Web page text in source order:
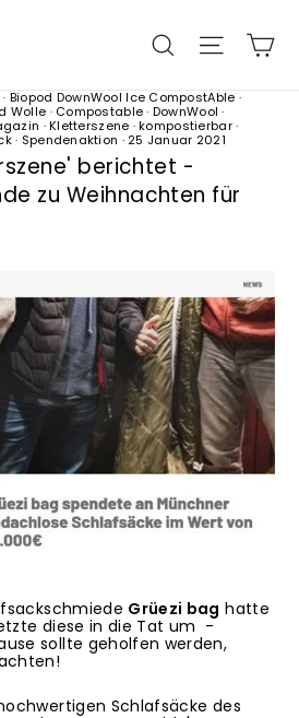
Suche
· Biopod DownWool Ice CompostAble ·
Wolle · Compostable· DownWool ·
·Kletterszene ·kompostierbar·
· Spendenaktion · 25 Januar 2021
berichtet -
zu Weihnachten für
Grüezi bag hatte
diese in die Tat um -
sollte geholfen werden,
Schlafsäcke des